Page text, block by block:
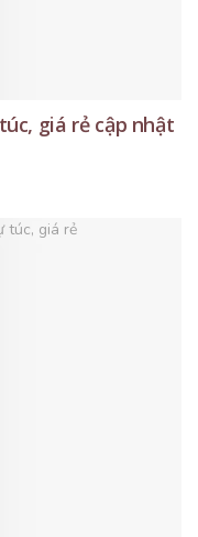
giá rẻ cập nhật